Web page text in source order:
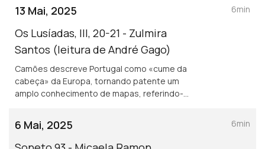
13 Mai, 2025
Os Lusíadas, III, 20-21 - Zulmira
Santos (leitura de André Gago)
Camões descreve Portugal como «cume da
cabeça» da Europa, tornando patente um
amplo conhecimento de mapas, referindo-
ginecomórficas.
6min
6 Mai, 2025
6min